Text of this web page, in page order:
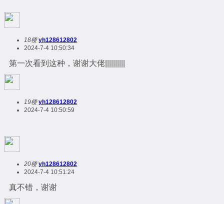
18楼 yh128612802
2024-7-4 10:50:34
第一次看到这种，谢谢大佬||||||||||
19楼 yh128612802
2024-7-4 10:50:59
20楼 yh128612802
2024-7-4 10:51:24
真不错，谢谢